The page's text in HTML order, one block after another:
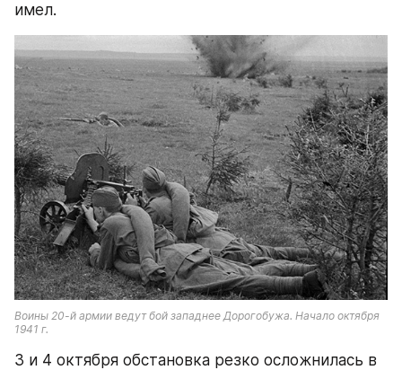
имел.
Воины 20-й армии ведут бой западнее Дорогобужа. Начало октября
1941 г.
3 и 4 октября обстановка резко осложнилась в